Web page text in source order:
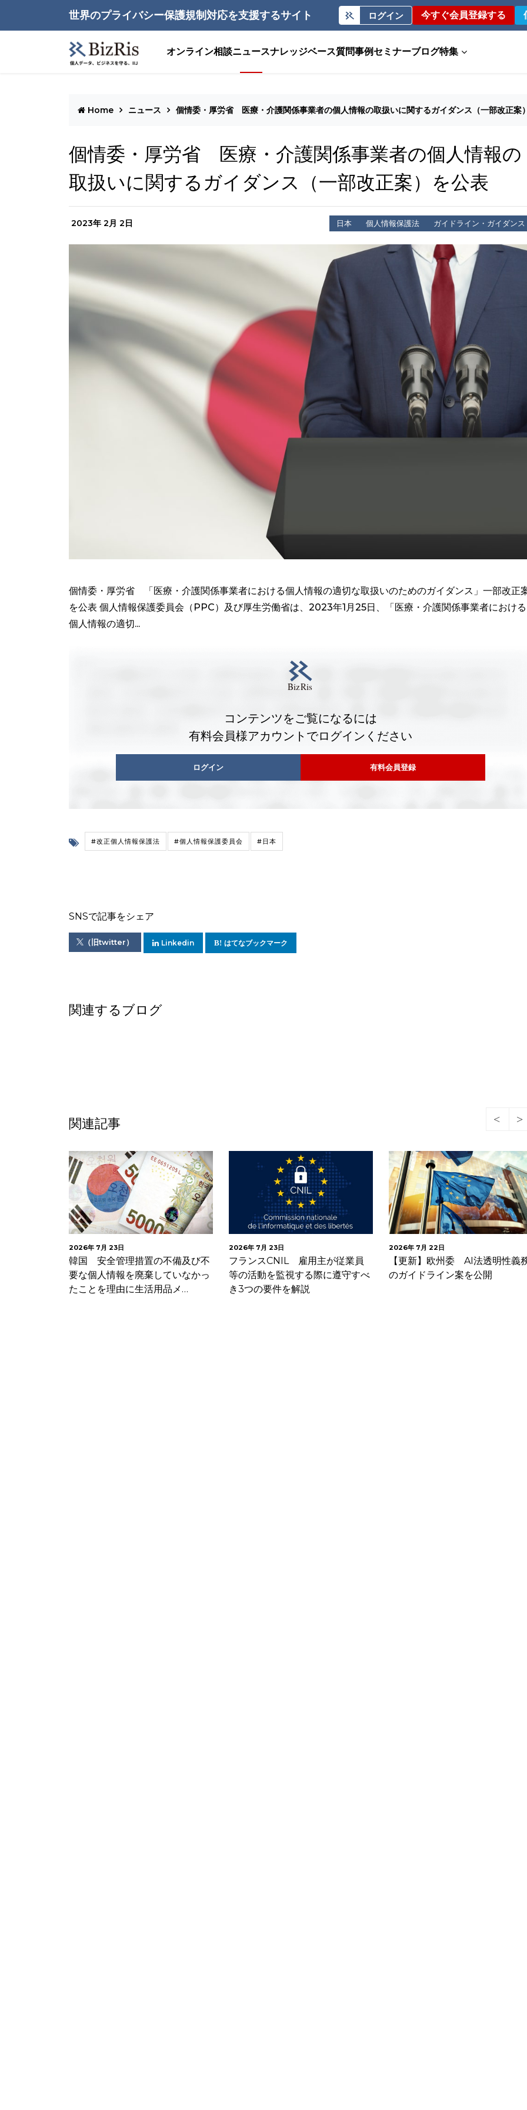
世界のプライバシー保護規制対応を支援するサイト ログイン 今すぐ会員登録する
オンライン相談ニュースナレッジベース質問事例 セミナーブログ特集
Home ニュース 個情委・厚労省 医療・介護関係事業者の個人情報の取扱いに関するガイダンス（一部改正案
個情委・厚労省 医療・介護関係事業者の個人情報の
取扱いに関するガイダンス（一部改正案）を公表
2023年 2月 2日 日本 個人情報保護法 ガイドライン・ガイダンス
個情委・厚労省 「医療・介護関係事業者における個人情報の適切な取扱いのためのガイダンス」一部改正
を公表 個人情報保護委員会（PPC）及び厚生労働省は、2023年1月25日、「医療・介護関係事業者における
個人情報の適切...
コンテンツをご覧になるには
有料会員様アカウントでログインください
ログイン 有料会員登録
#改正個人情報保護法 #個人情報保護委員会 #日本
SNSで記事をシェア
（旧twitter） Linkedin はてなブックマーク
関連するブログ
関連記事
2026年 7月 23日
韓国 安全管理措置の不備及び不
要な個人情報を廃棄していなかっ
たことを理由に生活用品メ…
2026年 7月 23日
フランスCNIL 雇用主が従業員
等の活動を監視する際に遵守すべ
き3つの要件を解説
2026年 7月 22日
【更新】欧州委 AI法透明性義
のガイドライン案を公開